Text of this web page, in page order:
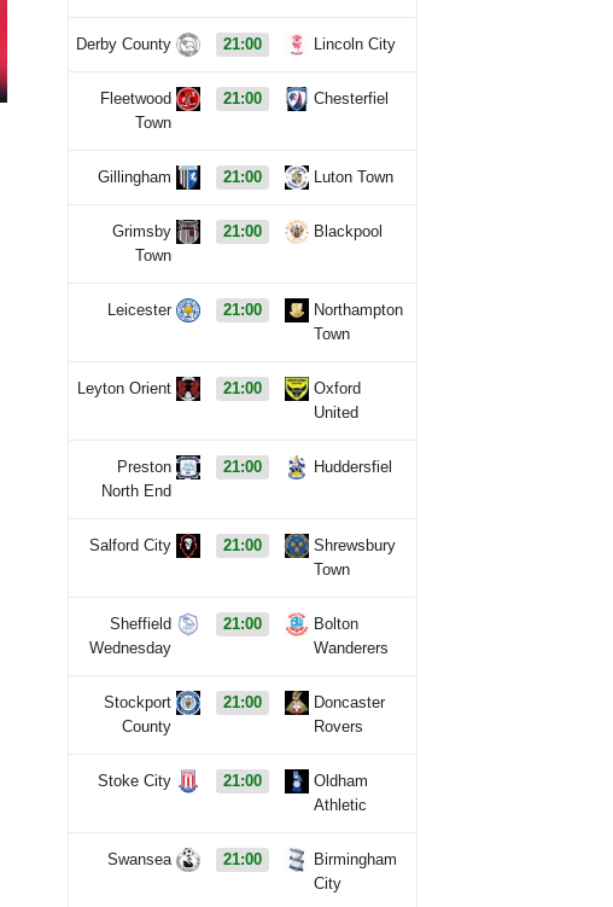
Derby County 21:00 Lincoln City
Fleetwood
Town
21:00 Chesterfiel
Gillingham 21:00 Luton Town
Grimsby
Town
21:00 Blackpool
Leicester 21:00
Northampton
Town
Leyton Orient 21:00
Oxford
United
Preston
North End
21:00 Huddersfiel
Salford City 21:00
Shrewsbury
Town
Sheffield
Wednesday
21:00
Bolton
Wanderers
Stockport
County
21:00
Doncaster
Rovers
Stoke City 21:00
Oldham
Athletic
Swansea 21:00
Birmingham
City